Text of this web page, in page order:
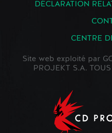
DÉCLARATION
CENTRE
Site web exploité par
PROJEKT S.A.